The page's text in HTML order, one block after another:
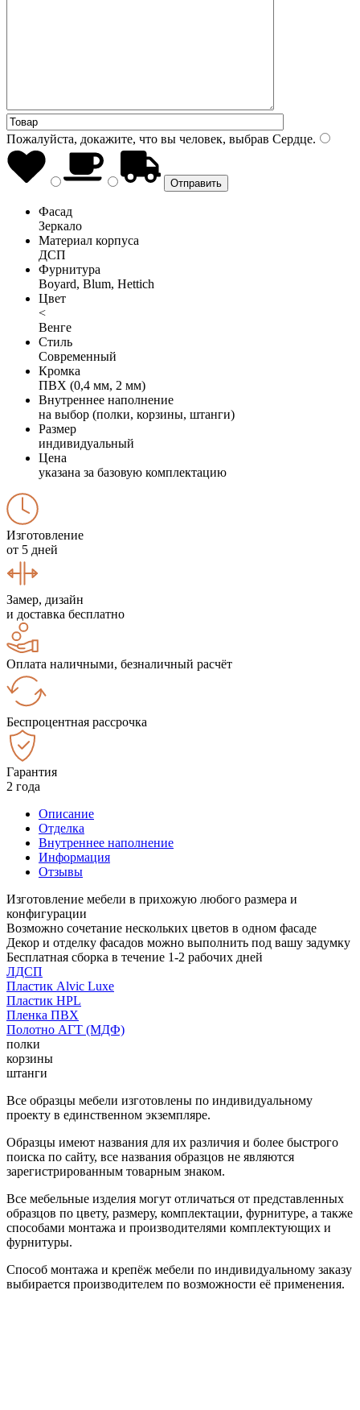
Пожалуйста, докажите, что вы человек, выбрав Сердце.
Фасад
Зеркало
Материал корпуса
ДСП
Фурнитура
Boyard, Blum, Hettich
Цвет
<
Венге
Стиль
Современный
Кромка
ПВХ (0,4 мм, 2 мм)
Внутреннее наполнение
на выбор (полки, корзины, штанги)
Размер
индивидуальный
Цена
указана за базовую комплектацию
Изготовление
от 5 дней
Замер, дизайн
и доставка бесплатно
Оплата наличными, безналичный расчёт
Беспроцентная рассрочка
Гарантия
2 года
Описание
Отделка
Внутреннее наполнение
Информация
Отзывы
Изготовление мебели в прихожую любого размера и
конфигурации
Возможно сочетание нескольких цветов в одном фасаде
Декор и отделку фасадов можно выполнить под вашу задумку
Бесплатная сборка в течение 1-2 рабочих дней
ЛДСП
Пластик Alvic Luxe
Пластик HPL
Пленка ПВХ
Полотно АГТ (МДФ)
полки
корзины
штанги
Все образцы мебели изготовлены по индивидуальному
проекту в единственном экземпляре.
Образцы имеют названия для их различия и более быстрого
поиска по сайту, все названия образцов не являются
зарегистрированным товарным знаком.
Все мебельные изделия могут отличаться от представленных
образцов по цвету, размеру, комплектации, фурнитуре, а также
способами монтажа и производителями комплектующих и
фурнитуры.
Способ монтажа и крепёж мебели по индивидуальному заказу
выбирается производителем по возможности её применения.